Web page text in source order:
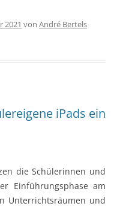
2021 von André Bertels
iPads ein
die Schülerinnen und
Einführungsphase am
Unterrichtsräumen und